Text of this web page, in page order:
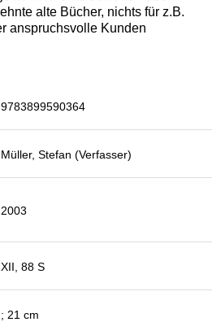
9783899590364
Müller, Stefan (Verfasser)
2003
XII, 88 S
; 21 cm